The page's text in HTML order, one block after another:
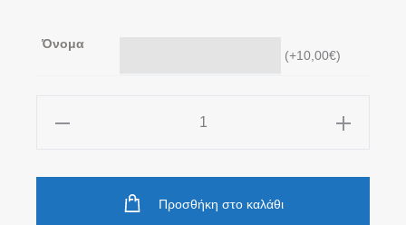
Όνομα
(+10,00€)
Προσθήκη στο καλάθι